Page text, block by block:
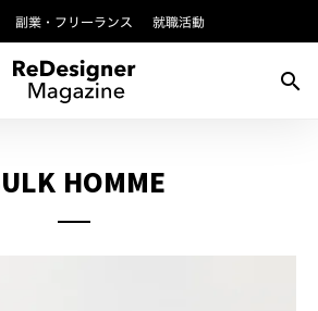
副業・フリーランス 就職活動
search
HOMME